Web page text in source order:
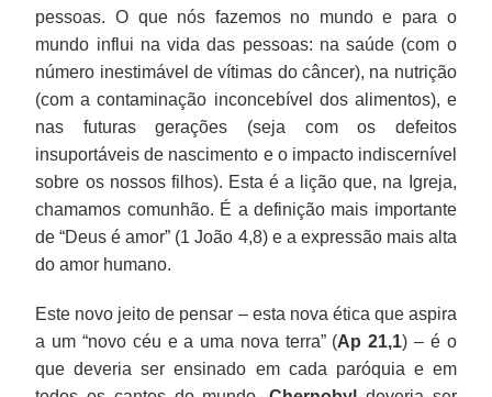
pessoas. O que nós fazemos no mundo e para o
mundo influi na vida das pessoas: na saúde (com o
número inestimável de vítimas do câncer), na nutrição
(com a contaminação inconcebível dos alimentos), e
nas futuras gerações (seja com os defeitos
insuportáveis de nascimento e o impacto indiscernível
sobre os nossos filhos). Esta é a lição que, na Igreja,
chamamos comunhão. É a definição mais importante
de “Deus é amor” (1 João 4,8) e a expressão mais alta
do amor humano.
Este novo jeito de pensar – esta nova ética que aspira
a um “novo céu e a uma nova terra” (Ap 21,1) – é o
que deveria ser ensinado em cada paróquia e em